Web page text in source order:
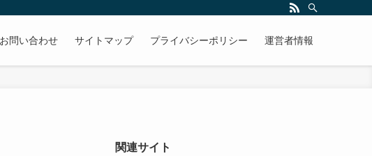
伝えしていきます。そして欅坂46を応援していくことを目的（目標）としております。
お問い合わせ サイトマップ プライバシーポリシー 運営者情報
関連サイト